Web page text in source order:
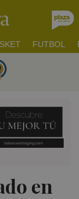
FUTBOL
en